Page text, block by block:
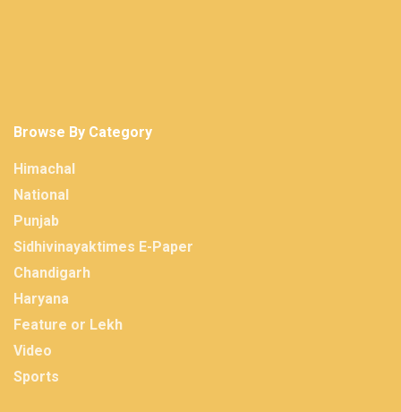
Browse By Category
Himachal
National
Punjab
Sidhivinayaktimes E-Paper
Chandigarh
Haryana
Feature or Lekh
Video
Sports